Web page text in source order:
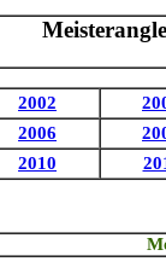
2002
2006
2010